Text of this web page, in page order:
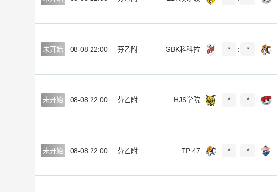
未开始 08-08 22:00 芬乙附 GBK科科拉 * : *
未开始 08-08 22:00 芬乙附 HJS学院 * : *
未开始 08-08 22:00 芬乙附 TP 47 * : *